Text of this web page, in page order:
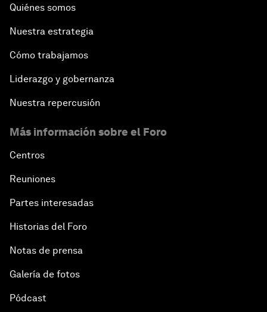
Quiénes somos
Nuestra estrategia
Cómo trabajamos
Liderazgo y gobernanza
Nuestra repercusión
Más información sobre el Foro
Centros
Reuniones
Partes interesadas
Historias del Foro
Notas de prensa
Galería de fotos
Pódcast